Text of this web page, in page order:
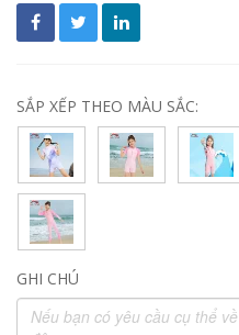
SẮP XẾP THEO MÀU SẮC:
GHI CHÚ